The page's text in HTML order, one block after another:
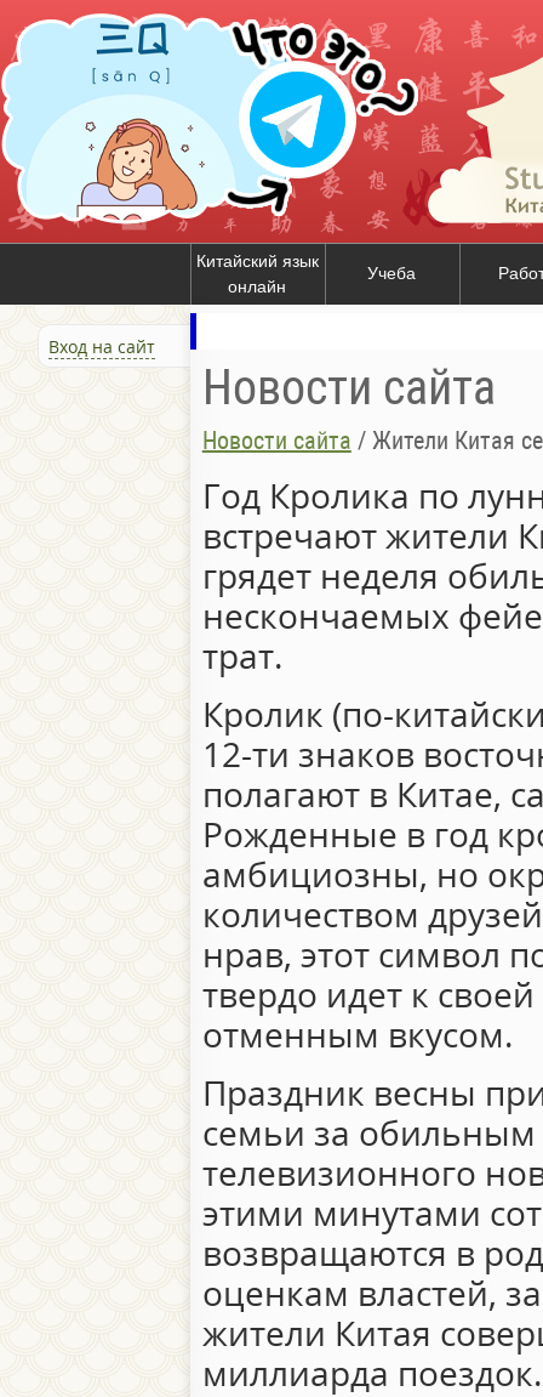
Китайский язык
онлайн
Учеба
Вход на сайт
Новости сайта
Новости сайта / Жители Китая
Год Кролика по
встречают жители
грядет неделя
нескончаемых
трат.
Кролик (по-
12-ти знаков
полагают в Китае,
Рожденные в год
амбициозны, но
количеством
нрав, этот символ
твердо идет к
отменным вкусом.
Праздник весны
семьи за обильным
телевизионного
этими минутами
возвращаются в
оценкам властей,
жители Китая
миллиарда поездок.